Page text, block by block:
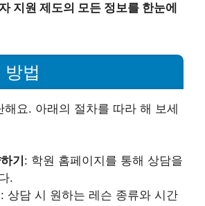
지원 제도의 모든 정보를 한눈에
방법
해요. 아래의 절차를 따라 해 보세
기 : 학원 홈페이지를 통해 상담을
.
: 상담 시 원하는 레슨 종류와 시간